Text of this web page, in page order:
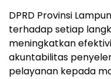
DPRD Provinsi
terhadap setiap
meningkatkan
akuntabilitas
pelayanan kepada